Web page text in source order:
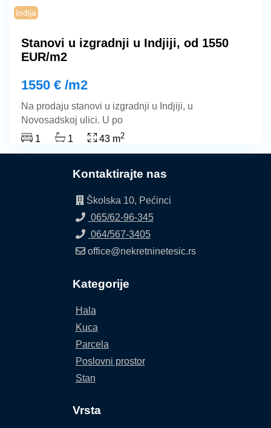
Šimanovci
Stara
Pazova
Stara
Pazova
Surčin
Surduk
Ugrinovci
Vrdnik
Inđija
Stanovi u izgradnji u Indjiji, od 1550
EUR/m2
1550 € /m2
Na prodaju stanovi u izgradnji u Indjiji, u
Novosadskoj ulici. U po
1
1 43 m2
Kontaktirajte nas
Školska 10, Pećinci
065/62-96-345
064/567-3405
office@nekretninetesic.rs
Kategorije
Hala
Kuca
Parcela
Poslovni prostor
Stan
Vrsta